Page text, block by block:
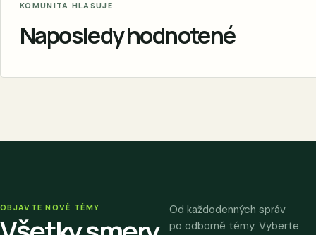
KOMUNITA HLASUJE
Naposledy hodnotené
OBJAVTE NOVÉ TÉMY
Od každodenných správ
po odborné témy. Vyberte